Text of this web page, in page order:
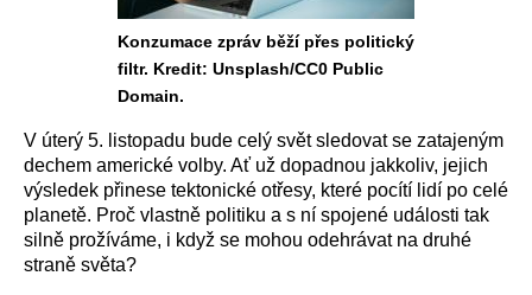
Konzumace zpráv běží přes politický
filtr. Kredit: Unsplash/CC0 Public
Domain.
V úterý 5. listopadu bude celý svět sledovat se zatajeným
dechem americké volby. Ať už dopadnou jakkoliv, jejich
výsledek přinese tektonické otřesy, které pocítí lidí po celé
planetě. Proč vlastně politiku a s ní spojené události tak
silně prožíváme, i když se mohou odehrávat na druhé
straně světa?